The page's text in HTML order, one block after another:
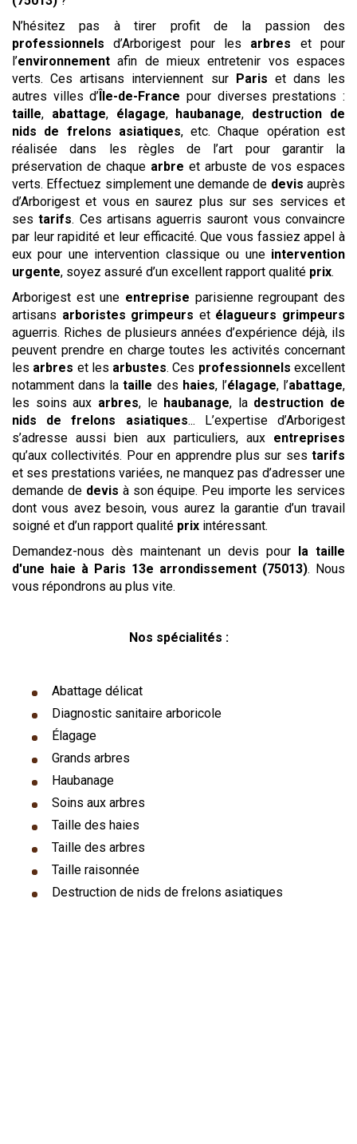
N’hésitez pas à tirer profit de la passion des
professionnels d’Arborigest pour les arbres et pour
l’environnement afin de mieux entretenir vos espaces
verts. Ces artisans interviennent sur
Paris et dans les
autres villes d’ Île-de-France pour diverses prestations :
taille, abattage, élagage, haubanage, destruction de
nids de frelons asiatiques, etc. Chaque opération est
réalisée dans les règles de l’art pour garantir la
préservation de chaque arbre et arbuste de vos espaces
verts. Effectuez simplement une demande de devis auprès
d’Arborigest et vous en saurez plus sur ses services et
sestarifs. Ces artisans aguerris sauront vous convaincre
par leur rapidité et leur efficacité. Que vous fassiez appel à
eux pour une intervention classique ou une intervention
urgente, soyez assuré d’un excellent rapport qualité prix.
Arborigest est une entreprise parisienne regroupant des
artisans arboristes grimpeurs et élagueurs grimpeurs
aguerris. Riches de plusieurs années d’expérience déjà, ils
peuvent prendre en charge toutes les activités concernant
les arbres et les arbustes. Ces professionnels excellent
notamment dans lataille des haies, l’élagage, l’abattage,
les soins aux arbres, le haubanage, la destruction de
nids de frelons asiatiques... L’expertise d’Arborigest
s’adresse aussi bien aux particuliers, aux entreprises
qu’aux collectivités. Pour en apprendre plus sur ses tarifs
et ses prestations variées, ne manquez pas d’adresser une
demande de devis à son équipe. Peu importe les services
dont vous avez besoin, vous aurez la garantie d’un travail
soigné et d’un rapport qualité prix intéressant.
Demandez-nous dès maintenant un devis pour
la taille
d'une haie à Paris 13e arrondissement (75013). Nous
vous répondrons au plus vite.
Nos spécialités :
Abattage délicat
Diagnostic sanitaire arboricole
Élagage
Grands arbres
Haubanage
Soins aux arbres
Taille des haies
Taille des arbres
Taille raisonnée
Destruction de nids de frelons asiatiques